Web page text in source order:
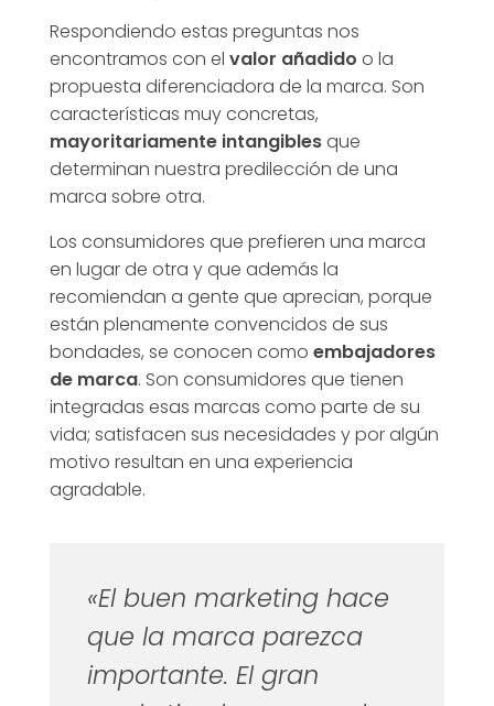
Respondiendo estas preguntas nos
encontramos con el valor añadido o la
propuesta diferenciadora de la marca. Son
características muy concretas,
mayoritariamente intangiblesque
determinan nuestra predilección de una
marca sobre otra.
Los consumidores que prefieren una marca
en lugar de otra y que además la
recomiendan a gente que aprecian, porque
están plenamente convencidos de sus
bondades, se conocen como embajadores
de marca. Son consumidores que tienen
integradas esas marcas como parte de su
vida; satisfacen sus necesidades y por algún
motivo resultan en una experiencia
agradable.
«El buen marketing hace
que la marca parezca
importante. El gran